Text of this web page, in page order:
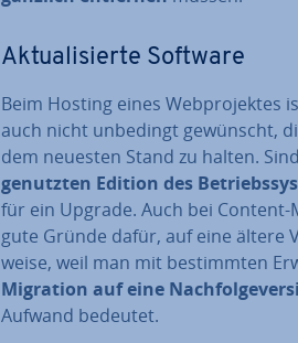
Ak­tua­li­sier­te Software
Beim Hosting eines Web­pro­jek­tes
auch nicht unbedingt gewünscht,
dem neuesten Stand zu halten.
genutzten Edition des
für ein Upgrade. Auch bei
gute Gründe dafür, auf eine ältere
wei­se, weil man mit be­stimm­ten
Migration auf eine
Aufwand bedeutet.